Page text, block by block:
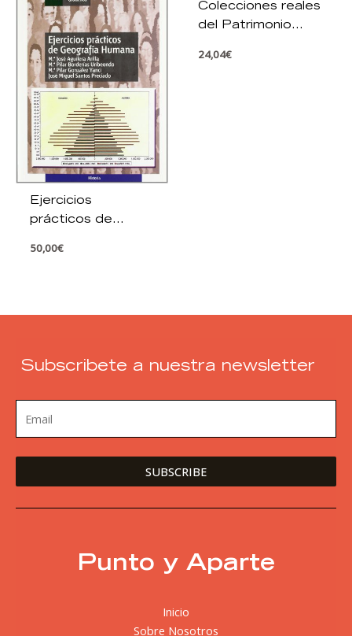
Ejercicios
prácticos de
50,00€
Colecciones reales
del Patrimonio
24,04€
Subscribete a nuestra newsletter
Punto y Aparte
Inicio
Sobre Nosotros